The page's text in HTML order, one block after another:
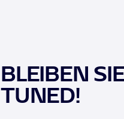
BLEIBEN
TUNED!